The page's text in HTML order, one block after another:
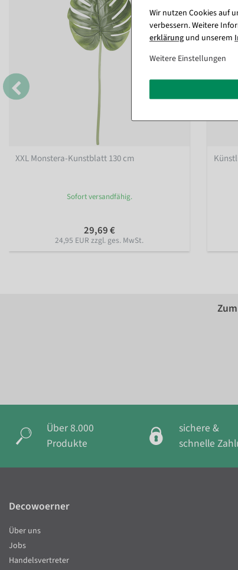
XXL Monstera-Kunstblatt 130 cm
Sofort versandfähig.
29,69 €
24,95 EUR zzgl. ges. MwSt.
Über 8.000
Produkte
sichere &
schnelle
Wir nutzen Cookies auf
verbessern. Weitere
erklärung und unserem
Weitere Einstellungen
Decowoerner
Über uns
Jobs
Handelsvertreter